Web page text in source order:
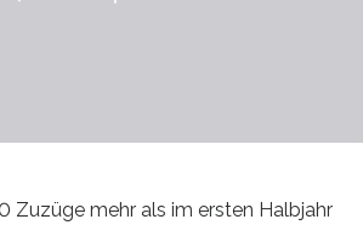
Zuzüge mehr als im ersten Halbjahr